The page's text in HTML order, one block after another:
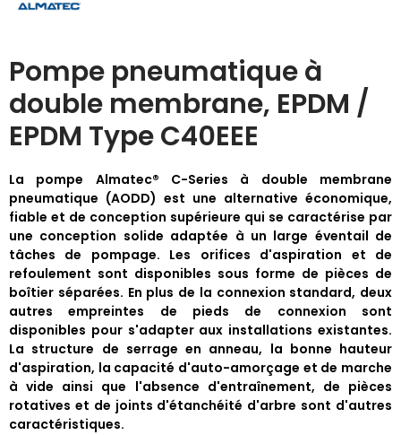
Pompe pneumatique à
double membrane, EPDM /
EPDM Type C40EEE
La pompe Almatec® C-Series à double membrane
pneumatique (AODD) est une alternative économique,
fiable et de conception supérieure qui se caractérise par
une conception solide adaptée à un large éventail de
tâches de pompage. Les orifices d'aspiration et de
refoulement sont disponibles sous forme de pièces de
boîtier séparées. En plus de la connexion standard, deux
autres empreintes de pieds de connexion sont
disponibles pour s'adapter aux installations existantes.
La structure de serrage en anneau, la bonne hauteur
d'aspiration, la capacité d'auto-amorçage et de marche
à vide ainsi que l'absence d'entraînement, de pièces
rotatives et de joints d'étanchéité d'arbre sont d'autres
caractéristiques.